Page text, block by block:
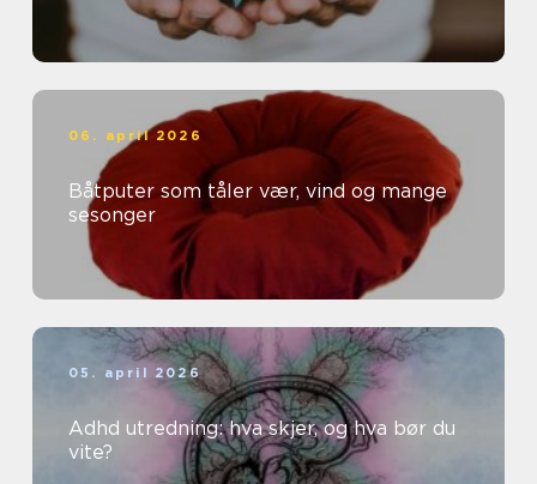
06. april 2026
Båtputer som tåler vær, vind og mange
sesonger
05. april 2026
Adhd utredning: hva skjer, og hva bør du
vite?